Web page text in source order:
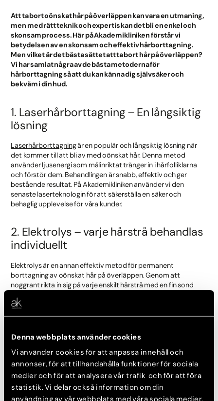
Denna webbplats använder cookies
Vi använder cookies för att anpassa innehåll och
annonser, för att tillhandahålla funktioner för sociala
medier och för att analysera vår trafik och för att föra
statistik. Vi delar också information om din
användning av vår webbplats med våra sociala medier,
Att ta bort oönskat hår på överläppen kan vara en utmaning,
men med rätt teknik och expertis kan det bli en enkel och
skonsam process. Här på Akademikliniken förstår vi
betydelsen av en skonsam och effektiv hårborttagning.
Men vilket är det bästa sättet att ta bort hår på överläppen?
Vi har samlat några av de bästa metoderna för
hårborttagning så att du kan känna dig självsäker och
bekväm i din hud.
1. Laserhårborttagning – En långsiktig
lösning
Laserhårborttagningär en populär och långsiktig lösning när
det kommer till att bli av med oönskat hår. Denna metod
använder ljusenergi som målinriktat tränger in i hårfolliklarna
och förstör dem. Behandlingen är snabb, effektiv och ger
bestående resultat. På Akademikliniken använder vi den
senaste laserteknologin för att säkerställa en säker och
behaglig upplevelse för våra kunder.
2. Elektrolys – varje hårstrå behandlas
individuellt
Elektrolys är en annan effektiv metod för permanent
borttagning av oönskat hår på överläppen. Genom att
noggrant rikta in sig på varje enskilt hårstrå med en fin sond
permanent. Behandlingen anpassas individuellt och fungerar
på alla hud- och hårtyper.
3. Vaxning – För ett omedelbart
resultat
Vaxningär också ett effektivt sätt för att ta bort hår på
överläppen och ger en slät och hårfri hud. Denna metod är
idealisk för de som önskar omedelbara resultat och varar